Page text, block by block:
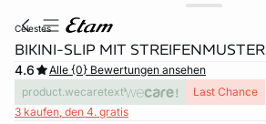
celestes
BIKINI-SLIP MIT STREIFENMUSTER
4.6
Alle {0} Bewertungen ansehen
product.wecaretext
Last Chance
3 kaufen, den 4. gratis